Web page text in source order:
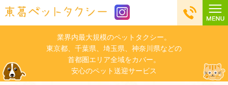
業界内最大規模のペットタクシー。
東京都、千葉県、埼玉県、神奈川県などの
首都圏エリア全域をカバー。
安心のペット送迎サービス